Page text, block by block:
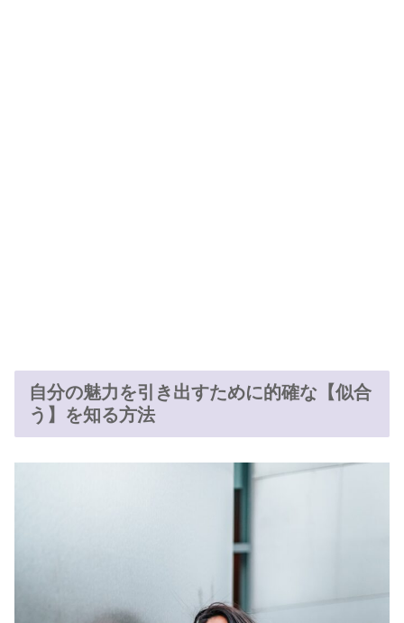
自分の魅力を引き出すために的確な【似合
う】を知る方法